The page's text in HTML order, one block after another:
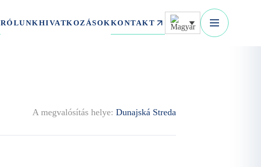
RÓLUNKHIVATKOZÁSOKKONTAKT
A megvalósítás helye:Dunajská Streda